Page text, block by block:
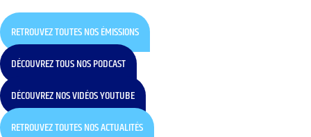
RETROUVEZ TOUTES NOS ÉMISSIONS
DÉCOUVREZ TOUS NOS PODCAST
DÉCOUVREZ NOS VIDÉOS YOUTUBE
RETROUVEZ TOUTES NOS ACTUALITÉS